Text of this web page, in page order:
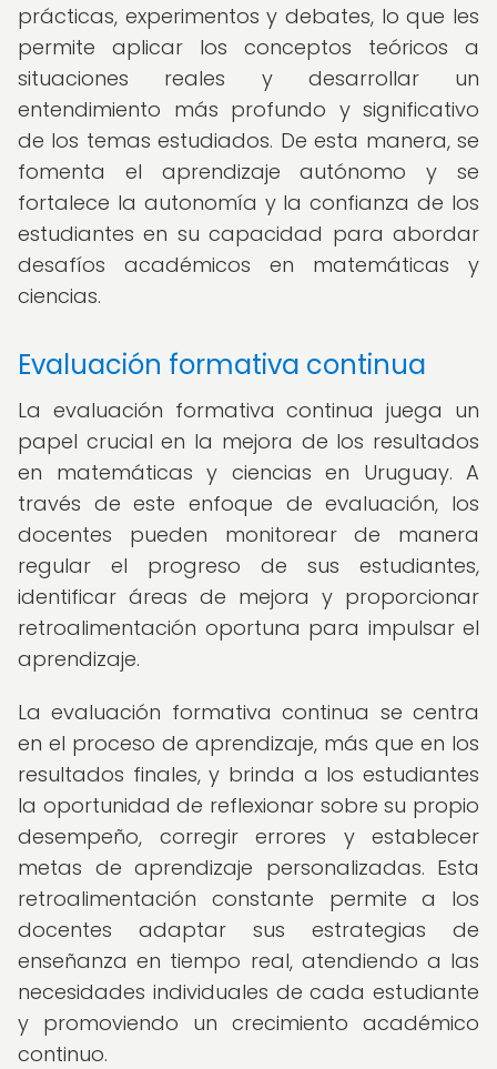
prácticas, experimentos y debates, lo que les
permite aplicar los conceptos teóricos a
situaciones reales y desarrollar un
entendimiento más profundo y significativo
de los temas estudiados. De esta manera, se
fomenta el aprendizaje autónomo y se
fortalece la autonomía y la confianza de los
estudiantes en su capacidad para abordar
desafíos académicos en matemáticas y
ciencias.
Evaluación formativa continua
La evaluación formativa continua juega un
papel crucial en la mejora de los resultados
en matemáticas y ciencias en Uruguay. A
través de este enfoque de evaluación, los
docentes pueden monitorear de manera
regular el progreso de sus estudiantes,
identificar áreas de mejora y proporcionar
retroalimentación oportuna para impulsar el
aprendizaje.
La evaluación formativa continua se centra
en el proceso de aprendizaje, más que en los
resultados finales, y brinda a los estudiantes
la oportunidad de reflexionar sobre su propio
desempeño, corregir errores y establecer
metas de aprendizaje personalizadas. Esta
retroalimentación constante permite a los
docentes adaptar sus estrategias de
enseñanza en tiempo real, atendiendo a las
necesidades individuales de cada estudiante
y promoviendo un crecimiento académico
continuo.